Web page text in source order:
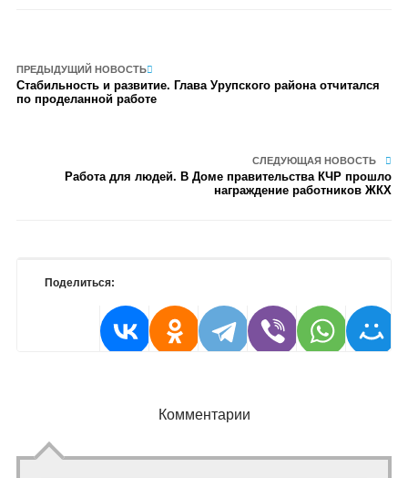
ПРЕДЫДУЩИЙ НОВОСТЬ
Стабильность и развитие. Глава Урупского района отчитался
по проделанной работе
СЛЕДУЮЩАЯ НОВОСТЬ
Работа для людей. В Доме правительства КЧР прошло
награждение работников ЖКХ
Поделиться:
Комментарии